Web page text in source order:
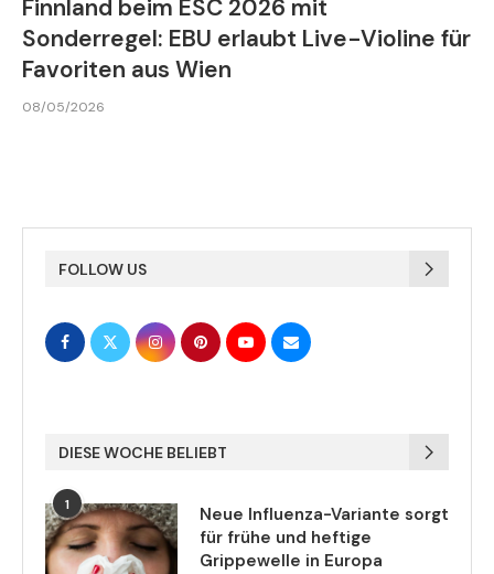
Finnland beim ESC 2026 mit
Sonderregel: EBU erlaubt Live-Violine für
Favoriten aus Wien
08/05/2026
FOLLOW US
DIESE WOCHE BELIEBT
1
Neue Influenza-Variante sorgt
für frühe und heftige
Grippewelle in Europa